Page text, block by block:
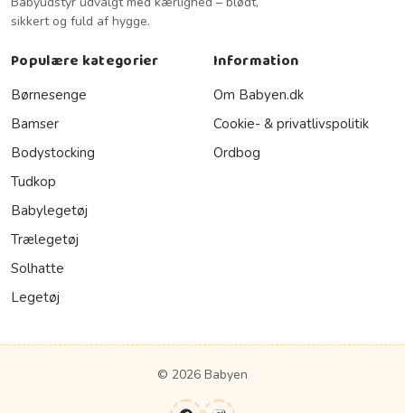
sikkert og fuld af hygge.
Populære kategorier
Børnesenge
Bamser
Bodystocking
Tudkop
Babylegetøj
Trælegetøj
Solhatte
Legetøj
Information
Om Babyen.dk
Cookie- & privatlivspolitik
Ordbog
© 2026 Babyen